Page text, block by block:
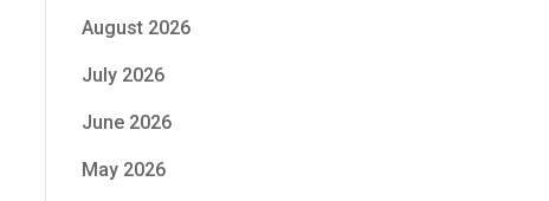
August 2026
July 2026
June 2026
May 2026